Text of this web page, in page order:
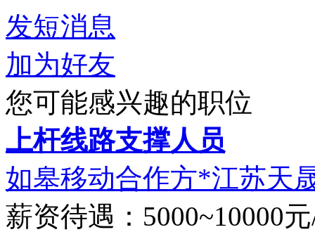
发短消息
加为好友
您可能感兴趣的职位
上杆线路支撑人员
如皋移动合作方*江苏天
薪资待遇：5000~10000